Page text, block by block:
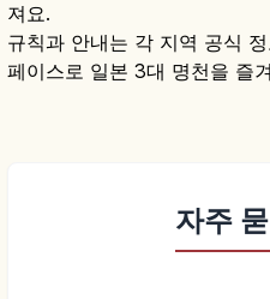
져요.
규칙과 안내는 각 지역 공식
페이스로 일본 3대 명천을 즐
자주